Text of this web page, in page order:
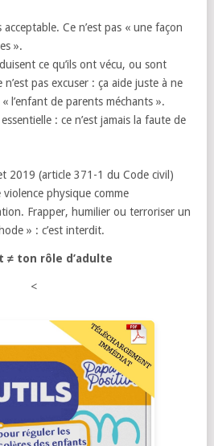
acceptable. Ce n’est pas « une façon
».
ce qu’ils ont vécu, ou sont
pas excuser : ça aide juste à ne
l’enfant de parents méchants ».
: ce n’est jamais la faute de
2019 (article 371-1 du Code civil)
physique comme
Frapper, humilier ou terroriser un
» : c’est interdit.
≠ ton rôle d’adulte
<